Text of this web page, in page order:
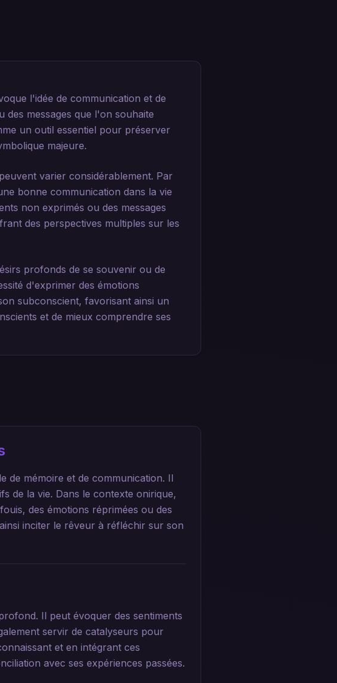
l'idée de communication et de
des messages que l'on souhaite
un outil essentiel pour préserver
majeure.
varier considérablement. Par
bonne communication dans la vie
non exprimés ou des messages
des perspectives multiples sur les
profonds de se souvenir ou de
d'exprimer des émotions
subconscient, favorisant ainsi un
et de mieux comprendre ses
de mémoire et de communication. Il
de la vie. Dans le contexte onirique,
des émotions réprimées ou des
inciter le rêveur à réfléchir sur son
Il peut évoquer des sentiments
servir de catalyseurs pour
et en intégrant ces
avec ses expériences passées.